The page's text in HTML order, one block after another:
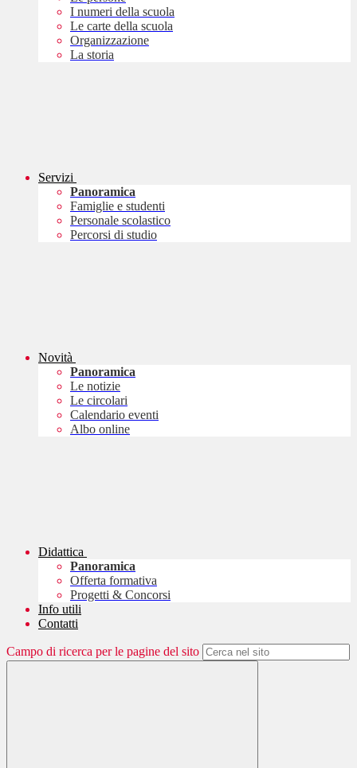
I numeri della scuola
Le carte della scuola
Organizzazione
La storia
Servizi
Panoramica
Famiglie e studenti
Personale scolastico
Percorsi di studio
Novità
Panoramica
Le notizie
Le circolari
Calendario eventi
Albo online
Didattica
Panoramica
Offerta formativa
Progetti & Concorsi
Info utili
Contatti
Campo di ricerca per le pagine del sito